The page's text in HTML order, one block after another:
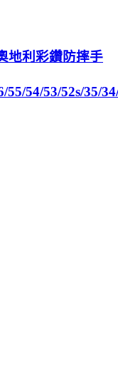
地利彩鑽防摔手
54/53/52s/35/